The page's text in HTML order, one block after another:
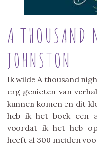
A THOUSAND
JOHNSTON
Ik wilde A thousand
erg genieten van
kunnen komen en dit
heb ik het boek een
voordat ik het heb
heeft al 300 meiden